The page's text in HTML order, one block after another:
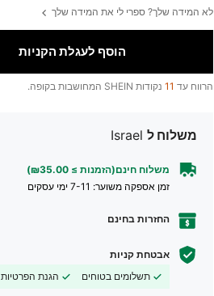
לא המידה שלך? ספרי לי את המידה שלך
הוסף לעגלת הקניות
הרווח עד 11 נקודות SHEIN המחושבות בקופה.
משלוח ל Israel
משלוח חינם(הזמנות ≥ ₪35.00)
זמן אספקה ​​משוער: 7-11 ימי עסקים
החזרות בחינם
אבטחת קניות
תשלומים בטוחים
הגנת הפרטיות